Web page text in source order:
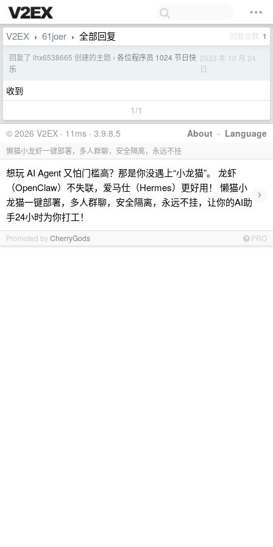
V2EX › 61joer › 全部回复 回复总数 1
回复了 lhx6538665 创建的主题 › 各位程序员 1024 节日快
乐
2023 年 10 月 24
日
收到
1/1
About · Language
© 2026 V2EX · 11ms · 3.9.8.5
懒猫小龙虾一键部署，多人群聊，安全隔离，永远不挂
想玩 AI Agent 又怕门槛高？那是你没遇上“小龙猫”。 龙虾
（OpenClaw）不失联，爱马仕（Hermes）更好用！ 懒猫小
龙猫一键部署，多人群聊，安全隔离，永远不挂，让你的AI助
手24小时为你打工！
›
Promoted byCherryGods PRO